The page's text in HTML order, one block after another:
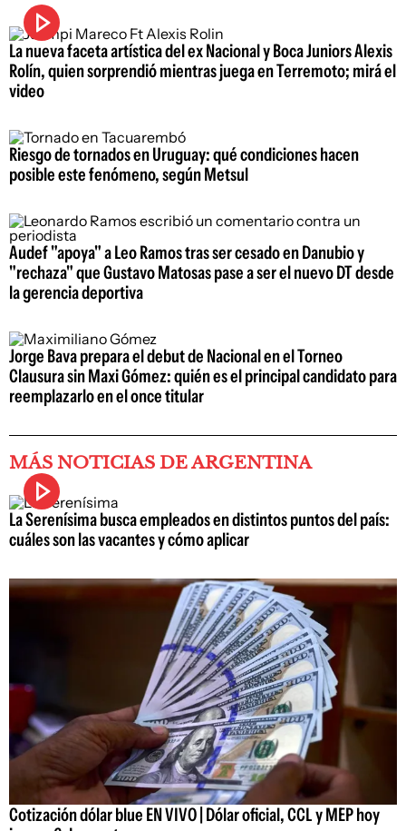
La nueva faceta artística del ex Nacional y Boca Juniors Alexis
Rolín, quien sorprendió mientras juega en Terremoto; mirá el
video
Riesgo de tornados en Uruguay: qué condiciones hacen
posible este fenómeno, según Metsul
Audef "apoya" a Leo Ramos tras ser cesado en Danubio y
"rechaza" que Gustavo Matosas pase a ser el nuevo DT desde
la gerencia deportiva
Jorge Bava prepara el debut de Nacional en el Torneo
Clausura sin Maxi Gómez: quién es el principal candidato para
reemplazarlo en el once titular
MÁS NOTICIAS DE ARGENTINA
La Serenísima busca empleados en distintos puntos del país:
cuáles son las vacantes y cómo aplicar
Cotización dólar blue EN VIVO | Dólar oficial, CCL y MEP hoy